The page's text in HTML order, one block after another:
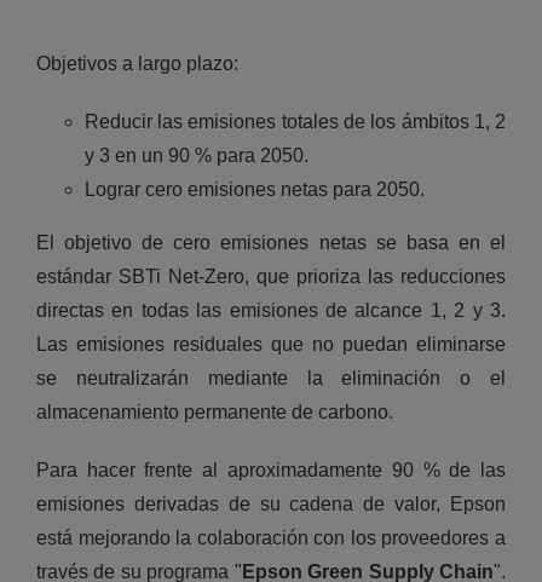
Objetivos a largo plazo:
Reducir las emisiones totales de los ámbitos 1, 2
y 3 en un 90 % para 2050.
Lograr cero emisiones netas para 2050.
El objetivo de cero emisiones netas se basa en el
estándar SBTi Net-Zero, que prioriza las reducciones
directas en todas las emisiones de alcance 1, 2 y 3.
Las emisiones residuales que no puedan eliminarse
se neutralizarán mediante la eliminación o el
almacenamiento permanente de carbono.
Para hacer frente al aproximadamente 90 % de las
emisiones derivadas de su cadena de valor, Epson
está mejorando la colaboración con los proveedores a
través de su programa " Epson Green Supply Chain".